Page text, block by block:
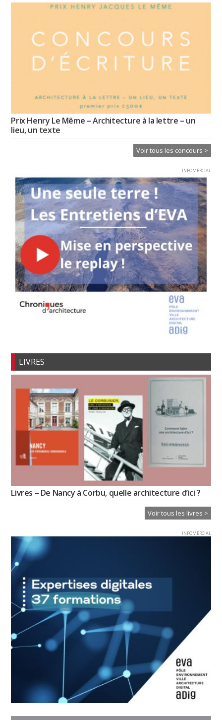
Prix Henry Le Même – Architecture à la lettre – un
lieu, un texte
Voir tous les concours >
INFOMERCIAL
LIVRES
Livres – De Nancy à Corbu, quelle architecture d’ici ?
Voir tous les livres >
INFOMERCIAL